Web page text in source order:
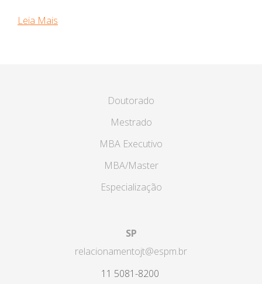
Leia Mais
Doutorado
Mestrado
MBA Executivo
MBA/Master
Especialização
SP
relacionamentojt@espm.br
11 5081-8200